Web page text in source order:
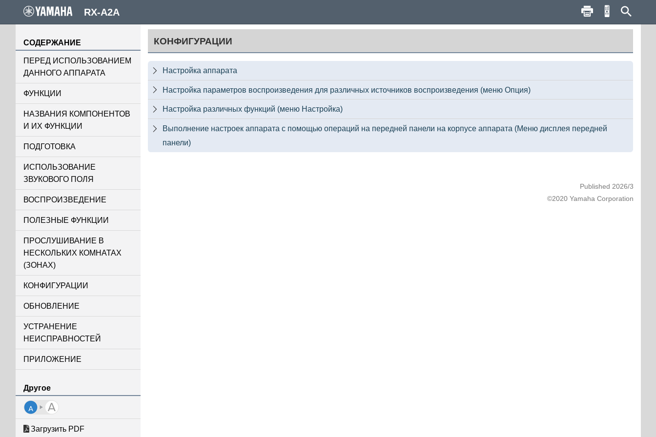
СОДЕРЖАНИЕ
ПЕРЕД ИСПОЛЬЗОВАНИЕМ
ДАННОГО АППАРАТА
ФУНКЦИИ
НАЗВАНИЯ КОМПОНЕНТОВ
И ИХ ФУНКЦИИ
ПОДГОТОВКА
ИСПОЛЬЗОВАНИЕ
ЗВУКОВОГО ПОЛЯ
ВОСПРОИЗВЕДЕНИЕ
ПОЛЕЗНЫЕ ФУНКЦИИ
ПРОСЛУШИВАНИЕ В
НЕСКОЛЬКИХ КОМНАТАХ
(ЗОНАХ)
КОНФИГУРАЦИИ
ОБНОВЛЕНИЕ
УСТРАНЕНИЕ
НЕИСПРАВНОСТЕЙ
ПРИЛОЖЕНИЕ
Другое
Загрузить PDF
КОНФИГУРАЦИИ
 Настройка аппарата
 Настройка параметров воспроизведения для различных источников воспроизведения (меню Опция)
 Настройка различных функций (меню Настройка)

Выполнение настроек аппарата с помощью операций на передней панели на корпусе аппарата (Меню дисплея передней
панели)
Published 2026/3
©2020 Yamaha Corporation
RX-A2A